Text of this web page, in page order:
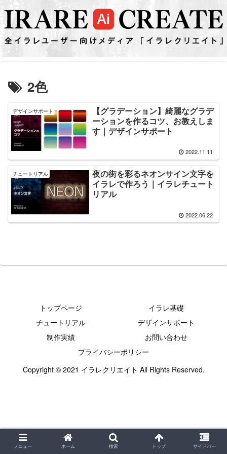
2色
デザインサポート
【グラデーション】綺麗なグラデ
ーションを作るコツ、お教えしま
す｜デザインサポート
2022.11.11
チュートリアル
夜の街を彩るネオンサイン文字を
イラレで作ろう｜イラレチュート
リアル
2022.06.22
トップページ
イラレ基礎
チュートリアル
デザインサポート
制作実績
お問い合わせ
プライバシーポリシー
Copyright © 2021 イラレクリエイト All Rights Reserved.
メニュー ホーム 検索 トップ サイドバー